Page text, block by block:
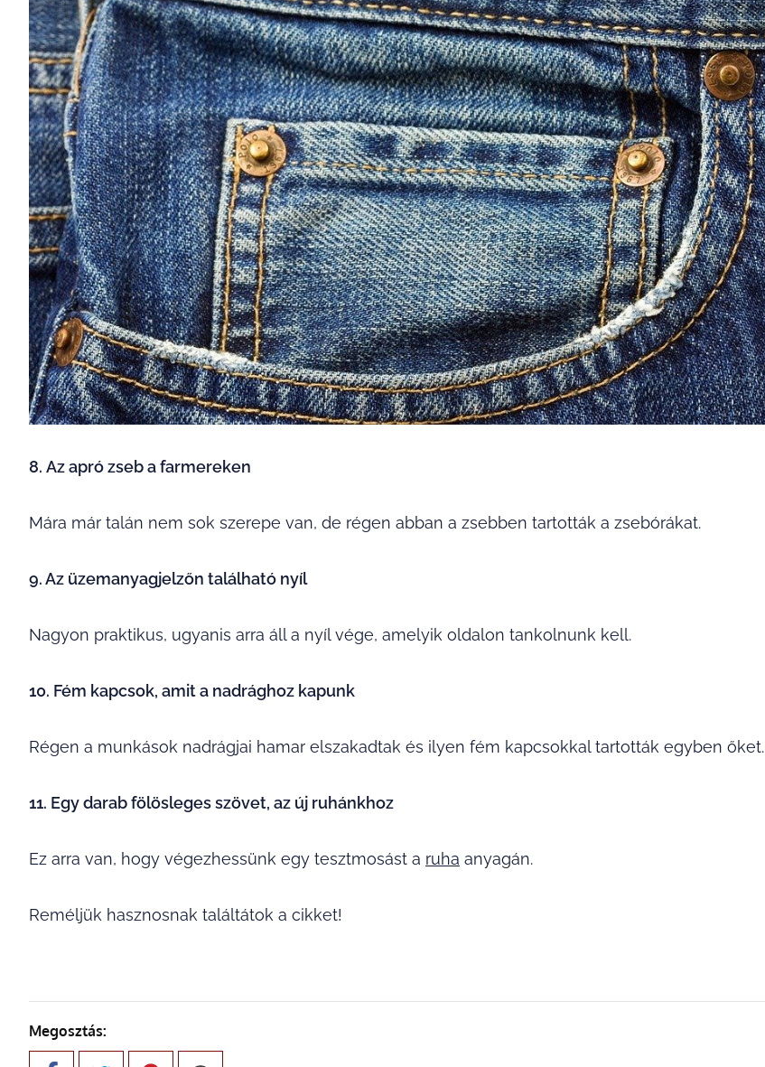
8. Az apró zseb a farmereken
Mára már talán nem sok szerepe van, de régen abban a zsebben tartották a zsebórákat.
9. Az üzemanyagjelzőn található nyíl
Nagyon praktikus, ugyanis arra áll a nyíl vége, amelyik oldalon tankolnunk kell.
10. Fém kapcsok, amit a nadrághoz kapunk
Régen a munkások nadrágjai hamar elszakadtak és ilyen fém kapcsokkal tartották egyben őket.
11. Egy darab fölösleges szövet, az új ruhánkhoz
Ez arra van, hogy végezhessünk egy tesztmosást a ruha anyagán.
Reméljük hasznosnak találtátok a cikket!
Megosztás: